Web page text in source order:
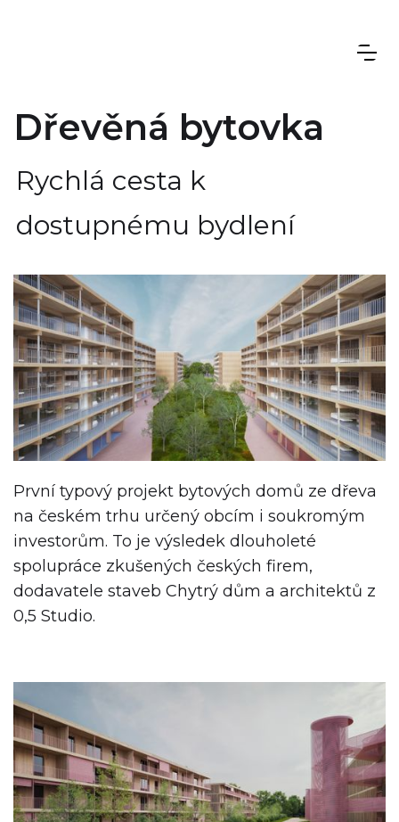
Dřevěná bytovka
Rychlá cesta k
dostupnému bydlení
První typový projekt bytových domů ze dřeva
na českém trhu určený obcím i soukromým
investorům. To je výsledek dlouholeté
spolupráce zkušených českých firem,
dodavatele staveb Chytrý dům a architektů z
0,5 Studio.